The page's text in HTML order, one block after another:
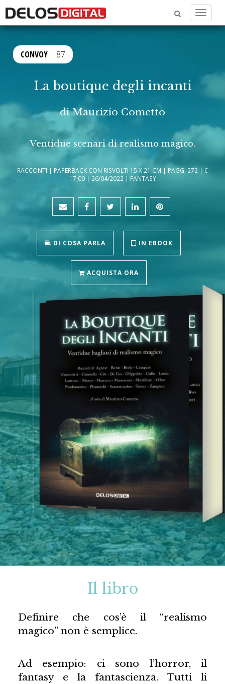
Menu
CONVOY | 87
La boutique degli incanti
diMaurizio Cometto
Ventidue scenari di realismo magico.
RACCONTI | PAPERBACK CON RISVOLTI 15 X 21 CM | PAGG. 272 | €
17,00 | 26/04/2022 | FANTASY
DI COSA PARLA IN EBOOK
ACQUISTA ORA
Il libro
Definire che cos’è il “realismo
magico” non è semplice.
Ad esempio: ci sono l’horror, il
fantasy e la fantascienza. Tutti li